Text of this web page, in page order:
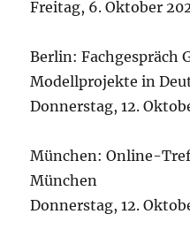
Freitag, 6. Oktober
Berlin: Fachgespräch
Modellprojekte in
Donnerstag, 12.
München: Online-
München
Donnerstag, 12.